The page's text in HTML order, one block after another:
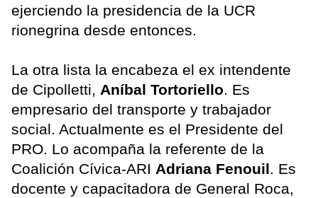
ejerciendo la presidencia de la UCR
rionegrina desde entonces.
La otra lista la encabeza el ex intendente
de Cipolletti, Aníbal Tortoriello. Es
empresario del transporte y trabajador
social. Actualmente es el Presidente del
PRO. Lo acompaña la referente de la
Coalición Cívica-ARI Adriana Fenouil. Es
docente y capacitadora de General Roca,